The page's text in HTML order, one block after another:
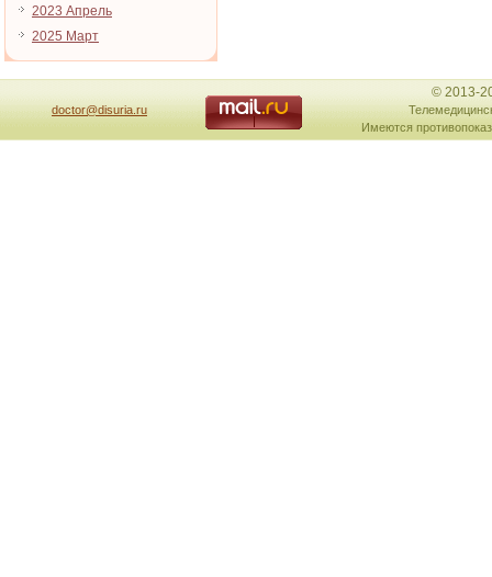
2023 Апрель
2025 Март
doctor@disuria.ru
© 2013-
Имеются